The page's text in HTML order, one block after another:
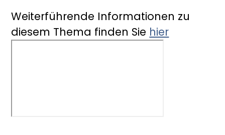
Weiterführende Informationen zu
diesem Thema finden Sie hier